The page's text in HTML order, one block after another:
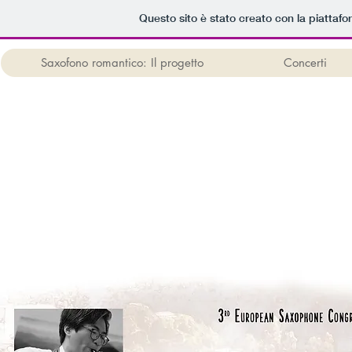
Questo sito è stato creato con la
Saxofono romantico: Il progetto Concerti